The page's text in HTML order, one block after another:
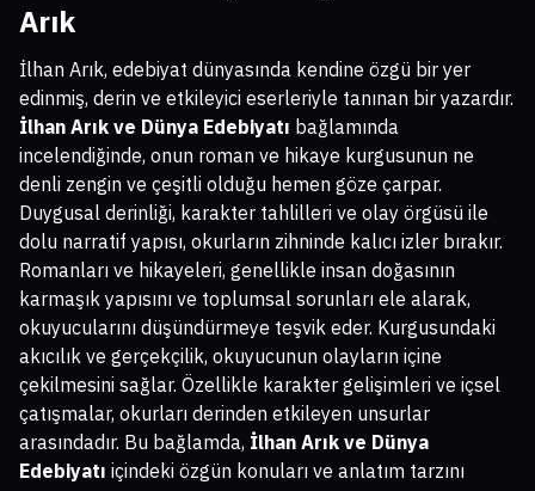
Arık
İlhan Arık, edebiyat dünyasında kendine özgü bir yer
edinmiş, derin ve etkileyici eserleriyle tanınan bir yazardır.
İlhan Arık ve Dünya Edebiyatı bağlamında
incelendiğinde, onun roman ve hikaye kurgusunun ne
denli zengin ve çeşitli olduğu hemen göze çarpar.
Duygusal derinliği, karakter tahlilleri ve olay örgüsü ile
dolu narratif yapısı, okurların zihninde kalıcı izler bırakır.
Romanları ve hikayeleri, genellikle insan doğasının
karmaşık yapısını ve toplumsal sorunları ele alarak,
okuyucularını düşündürmeye teşvik eder. Kurgusundaki
akıcılık ve gerçekçilik, okuyucunun olayların içine
çekilmesini sağlar. Özellikle karakter gelişimleri ve içsel
çatışmalar, okurları derinden etkileyen unsurlar
arasındadır. Bu bağlamda, İlhan Arık ve Dünya
Edebiyatı içindeki özgün konuları ve anlatım tarzını